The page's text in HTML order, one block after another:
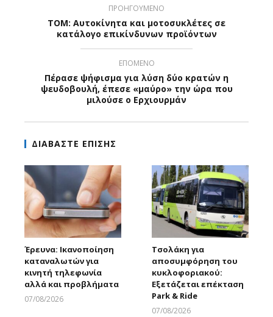
ΠΡΟΗΓΟΥΜΕΝΟ
ΤΟΜ: Αυτοκίνητα και μοτοσυκλέτες σε
κατάλογο επικίνδυνων προϊόντων
ΕΠΟΜΕΝΟ
Πέρασε ψήφισμα για λύση δύο κρατών η
ψευδοβουλή, έπεσε «μαύρο» την ώρα που
μιλούσε ο Ερχιουρμάν
ΔΙΑΒΑΣΤΕ ΕΠΙΣΗΣ
Έρευνα: Ικανοποίηση
καταναλωτών για
κινητή τηλεφωνία
αλλά και προβλήματα
07/08/2026
Τσολάκη για
αποσυμφόρηση του
κυκλοφοριακού:
Εξετάζεται επέκταση
Park & Ride
07/08/2026